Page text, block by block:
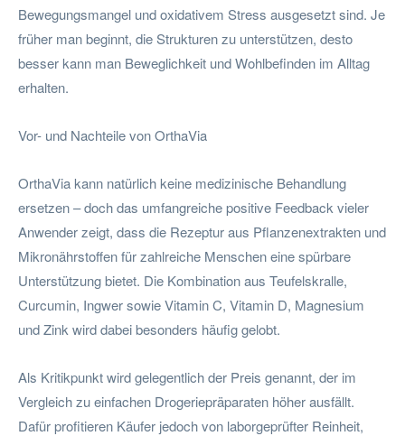
Bewegungsmangel und oxidativem Stress ausgesetzt sind. Je
früher man beginnt, die Strukturen zu unterstützen, desto
besser kann man Beweglichkeit und Wohlbefinden im Alltag
erhalten.
Vor- und Nachteile von OrthaVia
OrthaVia kann natürlich keine medizinische Behandlung
ersetzen – doch das umfangreiche positive Feedback vieler
Anwender zeigt, dass die Rezeptur aus Pflanzenextrakten und
Mikronährstoffen für zahlreiche Menschen eine spürbare
Unterstützung bietet. Die Kombination aus Teufelskralle,
Curcumin, Ingwer sowie Vitamin C, Vitamin D, Magnesium
und Zink wird dabei besonders häufig gelobt.
Als Kritikpunkt wird gelegentlich der Preis genannt, der im
Vergleich zu einfachen Drogeriepräparaten höher ausfällt.
Dafür profitieren Käufer jedoch von laborgeprüfter Reinheit,